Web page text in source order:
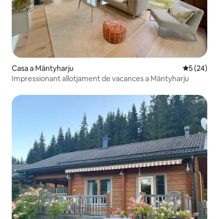
Casa a Mäntyharju 5 de
5 (24)
Impressionant allotjament de vacances a Mäntyharju